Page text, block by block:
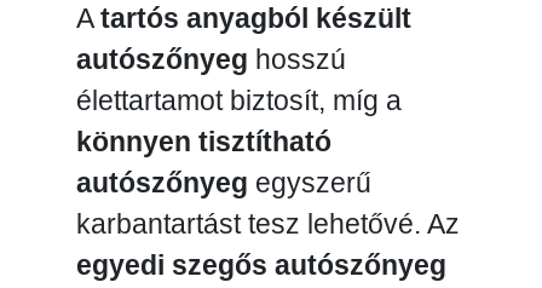
Atartós anyagból készült
autószőnyeg hosszú
élettartamot biztosít, míg a
könnyen tisztítható
autószőnyeg egyszerű
karbantartást tesz lehetővé. Az
egyedi szegős autószőnyeg